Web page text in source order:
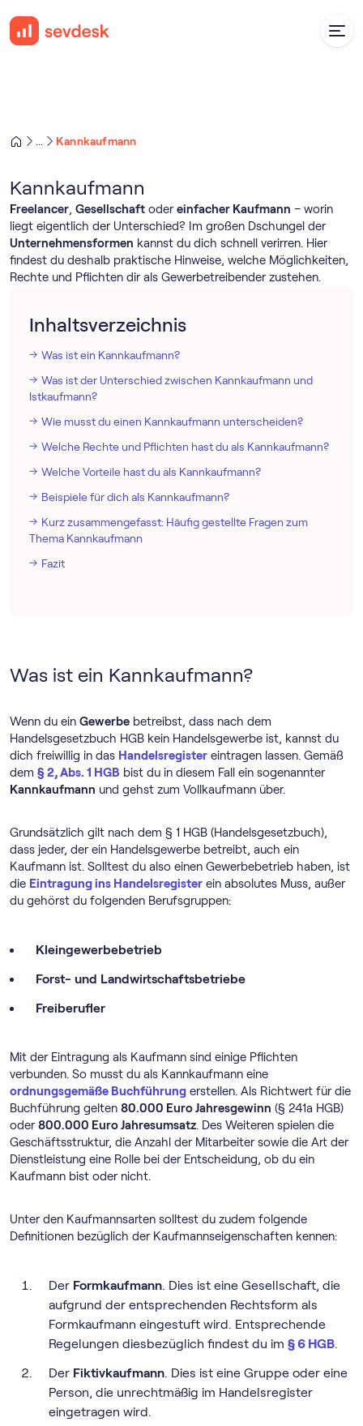
Kannkaufmann
Kannkaufmann
Freelancer, Gesellschaft odereinfacher Kaufmann – worin
liegt eigentlich der Unterschied? Im großen Dschungel der
Unternehmensformen kannst du dich schnell verirren. Hier
findest du deshalb praktische Hinweise, welche Möglichkeiten,
Rechte und Pflichten dir als Gewerbetreibender zustehen.
Inhaltsverzeichnis
Was ist ein Kannkaufmann?
Was ist der Unterschied zwischen Kannkaufmann und
Istkaufmann?
Wie musst du einen Kannkaufmann unterscheiden?
Welche Rechte und Pflichten hast du als Kannkaufmann?
Welche Vorteile hast du als Kannkaufmann?
Beispiele für dich als Kannkaufmann?
Kurz zusammengefasst: Häufig gestellte Fragen zum
Thema Kannkaufmann
Fazit
Was ist ein Kannkaufmann?
Wenn du ein Gewerbe betreibst, dass nach dem
Handelsgesetzbuch HGB kein Handelsgewerbe ist, kannst du
dich freiwillig in das Handelsregister eintragen lassen. Gemäß
dem § 2, Abs. 1 HGB bist du in diesem Fall ein sogenannter
Kannkaufmann und gehst zum Vollkaufmann über.
Grundsätzlich gilt nach dem § 1 HGB (Handelsgesetzbuch),
dass jeder, der ein Handelsgewerbe betreibt, auch ein
Kaufmann ist. Solltest du also einen Gewerbebetrieb haben, ist
die Eintragung ins Handelsregister ein absolutes Muss, außer
du gehörst du folgenden Berufsgruppen:
Kleingewerbebetrieb
Forst- und Landwirtschaftsbetriebe
Freiberufler
Mit der Eintragung als Kaufmann sind einige Pflichten
verbunden. So musst du als Kannkaufmann eine
ordnungsgemäße Buchführung erstellen. Als Richtwert für die
Buchführung gelten 80.000 Euro Jahresgewinn (§ 241a HGB)
oder800.000 Euro Jahresumsatz. Des Weiteren spielen die
Geschäftsstruktur, die Anzahl der Mitarbeiter sowie die Art der
Dienstleistung eine Rolle bei der Entscheidung, ob du ein
Kaufmann bist oder nicht.
Unter den Kaufmannsarten solltest du zudem folgende
Definitionen bezüglich der Kaufmannseigenschaften kennen:
Der Formkaufmann. Dies ist eine Gesellschaft, die
aufgrund der entsprechenden Rechtsform als
Formkaufmann eingestuft wird. Entsprechende
Regelungen diesbezüglich findest du im § 6 HGB.
Der Fiktivkaufmann. Dies ist eine Gruppe oder eine
Person, die unrechtmäßig im Handelsregister
eingetragen wird.